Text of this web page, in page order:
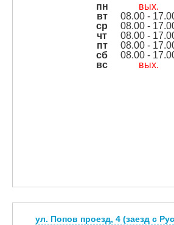
пн
вых.
вт
08.00 -
ср
08.00 -
чт
08.00 -
пт
08.00 -
сб
08.00 -
вс
вых.
ул. Попов проезд, 4 (заезд с